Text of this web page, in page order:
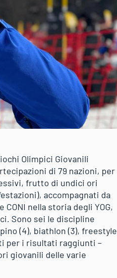
Olimpici Giovanili
di 79 nazioni, per
frutto di undici ori
accompagnati da
nella storia degli YOG,
Sono sei le discipline
(4), biathlon (3), freestyle
per i risultati raggiunti –
giovanili delle varie